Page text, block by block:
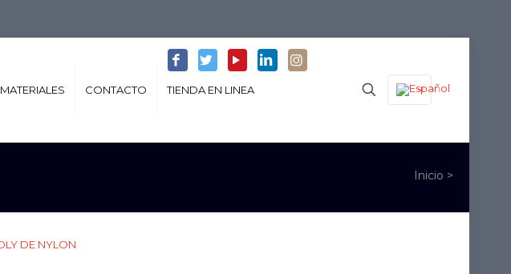
MATERIALES CONTACTO TIENDA EN LINEA